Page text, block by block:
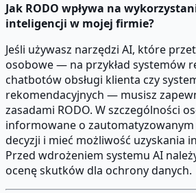
Jak RODO wpływa na
inteligencji w mojej firmie?
Jeśli używasz narzędzi AI, które
osobowe — na przykład systemów
chatbotów obsługi klienta czy
rekomendacyjnych — musisz
zasadami RODO. W szczególności
informowane o
decyzji i mieć możliwość uzyskania
Przed wdrożeniem systemu AI
ocenę skutków dla ochrony danych.